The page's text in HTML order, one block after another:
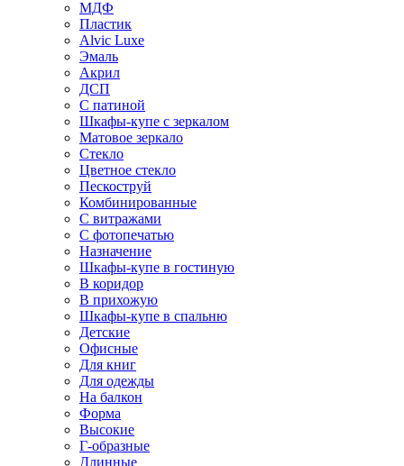
МДФ
Пластик
Alvic Luxe
Эмаль
Акрил
ДСП
С патиной
Шкафы-купе с зеркалом
Матовое зеркало
Стекло
Цветное стекло
Пескоструй
Комбинированные
С витражами
С фотопечатью
Назначение
Шкафы-купе в гостиную
В коридор
В прихожую
Шкафы-купе в спальню
Детские
Офисные
Для книг
Для одежды
На балкон
Форма
Высокие
Г-образные
Длинные